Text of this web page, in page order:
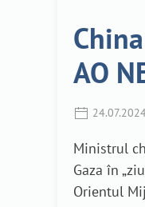
AO
Ministrul
Gaza în
Orientul